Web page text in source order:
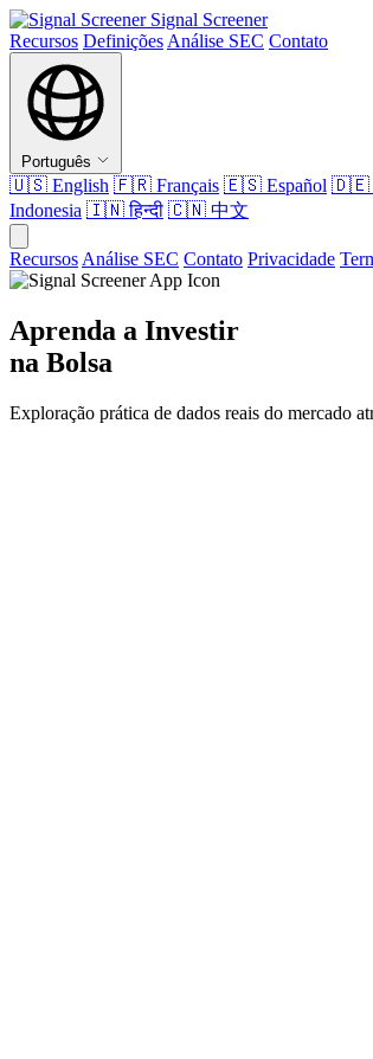
Signal Screener
Recursos Definições Análise SEC Contato
Português
🇺🇸 English 🇫🇷 Français 🇪🇸 Español 🇩🇪
Indonesia 🇮🇳हिन्दी 🇨🇳 中文
Recursos Análise SEC Contato Privacidade
Aprenda a Investir
na Bolsa
Exploração prática de dados reais do mercado